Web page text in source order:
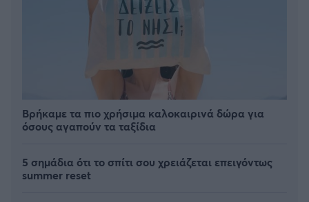
Βρήκαμε τα πιο χρήσιμα καλοκαιρινά δώρα για
όσους αγαπούν τα ταξίδια
5 σημάδια ότι το σπίτι σου χρειάζεται επειγόντως
summer reset